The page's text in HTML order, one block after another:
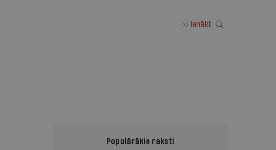
Ienākt
Populārākie raksti